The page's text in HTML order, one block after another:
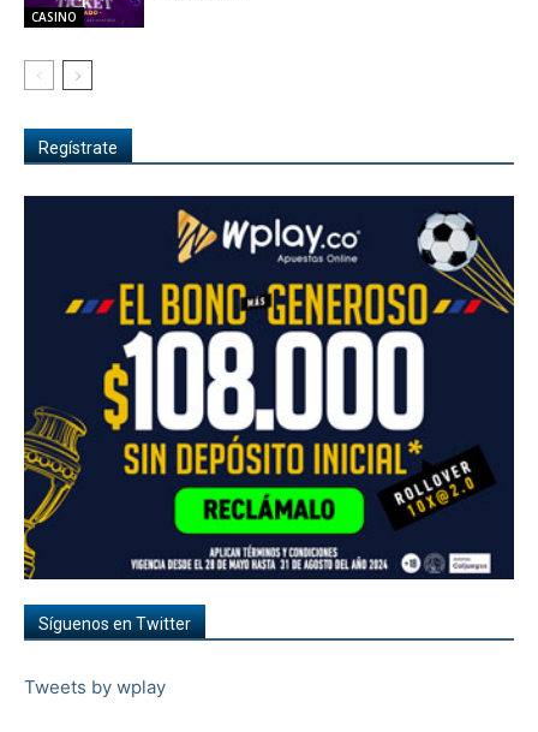
CASINO
Regístrate
Síguenos en Twitter
Tweets by wplay